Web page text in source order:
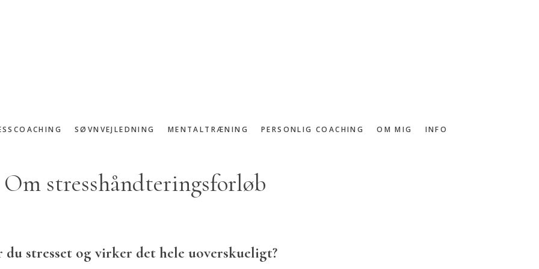
SØVNVEJLEDNING MENTALTRÆNING PERSONLIG COACHING OM MIG INFO
Om stresshåndteringsforløb
du stresset og virker det hele uoverskueligt?